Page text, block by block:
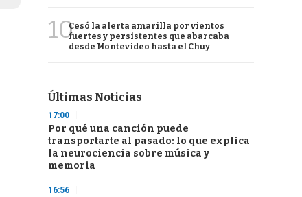
10Cesó la alerta amarilla por vientos
fuertes y persistentes que abarcaba
desde Montevideo hasta el Chuy
Últimas Noticias
17:00
Por qué una canción puede
transportarte al pasado: lo que explica
la neurociencia sobre música y
memoria
16:56